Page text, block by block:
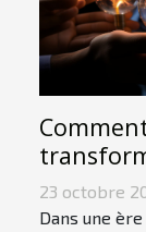
23 octobre
Dans une